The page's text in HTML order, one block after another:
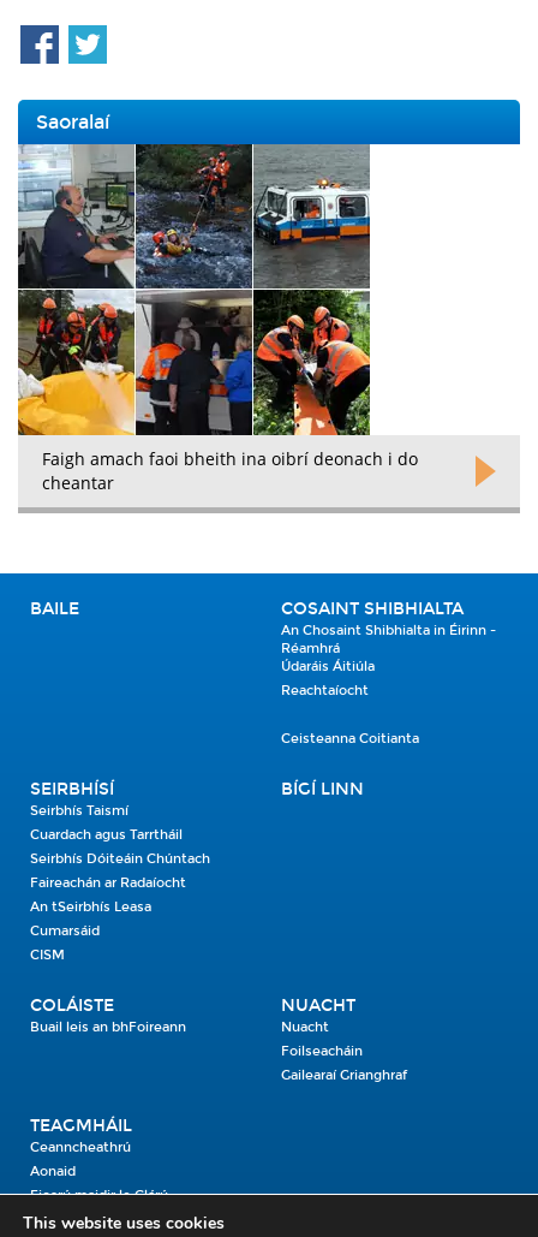
Saoralaí
Faigh amach faoi bheith ina oibrí deonach i do
cheantar
BAILE COSAINT SHIBHIALTA
An Chosaint Shibhialta in Éirinn -
Réamhrá
Údaráis Áitiúla
Reachtaíocht
Ceisteanna Coitianta
SEIRBHÍSÍ
Seirbhís Taismí
Cuardach agus Tarrtháil
Seirbhís Dóiteáin Chúntach
Faireachán ar Radaíocht
An tSeirbhís Leasa
Cumarsáid
CISM
BÍGÍ LINN
COLÁISTE
Buail leis an bhFoireann
NUACHT
Nuacht
Foilseacháin
Gailearaí Grianghraf
TEAGMHÁIL
Ceanncheathrú
Aonaid
Fiosrú maidir le Clárú
This website uses cookies